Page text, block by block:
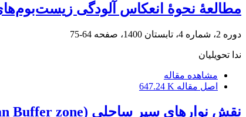
مطالعۀ نحوۀ انعکاس آلودگی
دوره 2، شماره 4، تابستان 1400، صفحه 64-75
ندا تحویلیان
مشاهده مقاله
اصل مقاله 647.24 K